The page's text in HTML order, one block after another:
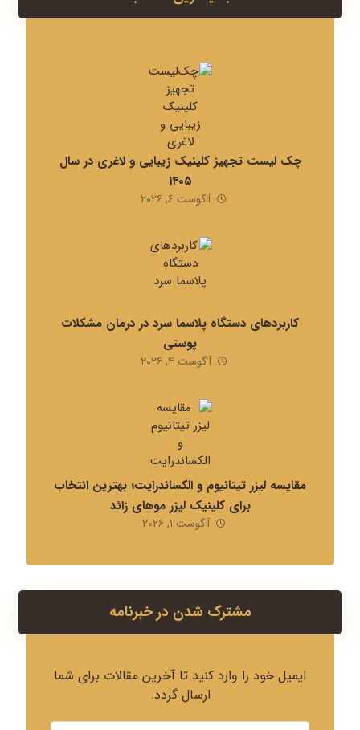
چک لیست تجهیز کلینیک زیبایی و لاغری در سال
۱۴۰۵
آگوست ۶, ۲۰۲۶
کاربردهای دستگاه پلاسما سرد در درمان مشکلات
پوستی
آگوست ۴, ۲۰۲۶
مقایسه لیزر تیتانیوم و الکساندرایت؛ بهترین انتخاب
برای کلینیک لیزر موهای زائد
آگوست ۱, ۲۰۲۶
مشترک شدن در خبرنامه
ایمیل خود را وارد کنید تا آخرین مقالات برای شما
ارسال گردد.